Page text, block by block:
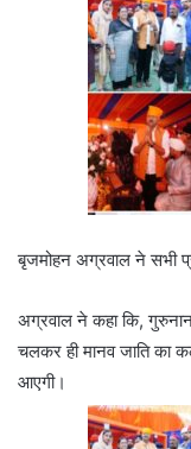
बृजमोहन अग्रवाल ने सभी
अग्रवाल ने कहा कि,
चलकर ही मानव जाति का
आएगी।